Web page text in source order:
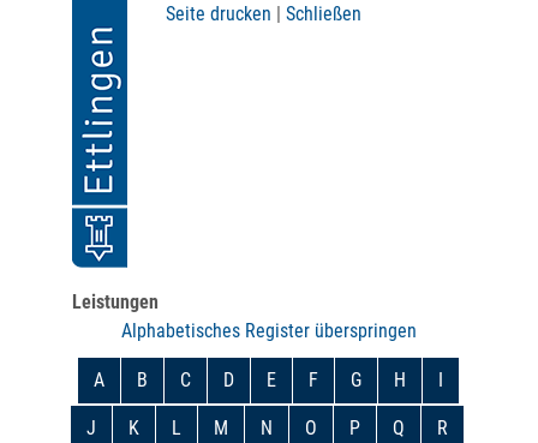
Seite drucken | Schließen
Leistungen
Alphabetisches Register überspringen
A B C D E F G H I
J K L M N O P Q R